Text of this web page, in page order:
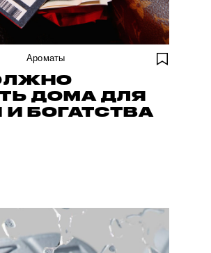
Ароматы
ДОМА ДЛЯ
БОГАТСТВА